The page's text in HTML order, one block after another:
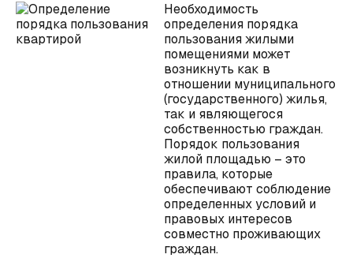
Необходимость
определения порядка
пользования жилыми
помещениями может
возникнуть как в
отношении муниципального
(государственного) жилья,
так и являющегося
собственностью граждан.
Порядок пользования
жилой площадью – это
правила, которые
обеспечивают соблюдение
определенных условий и
правовых интересов
совместно проживающих
граждан.